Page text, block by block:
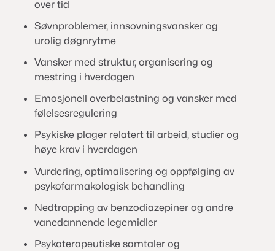
over tid
Søvnproblemer, innsovningsvansker og
urolig døgnrytme
Vansker med struktur, organisering og
mestring i hverdagen
Emosjonell overbelastning og vansker med
følelsesregulering
Psykiske plager relatert til arbeid, studier og
høye krav i hverdagen
Vurdering, optimalisering og oppfølging av
psykofarmakologisk behandling
Nedtrapping av benzodiazepiner og andre
vanedannende legemidler
Psykoterapeutiske samtaler og